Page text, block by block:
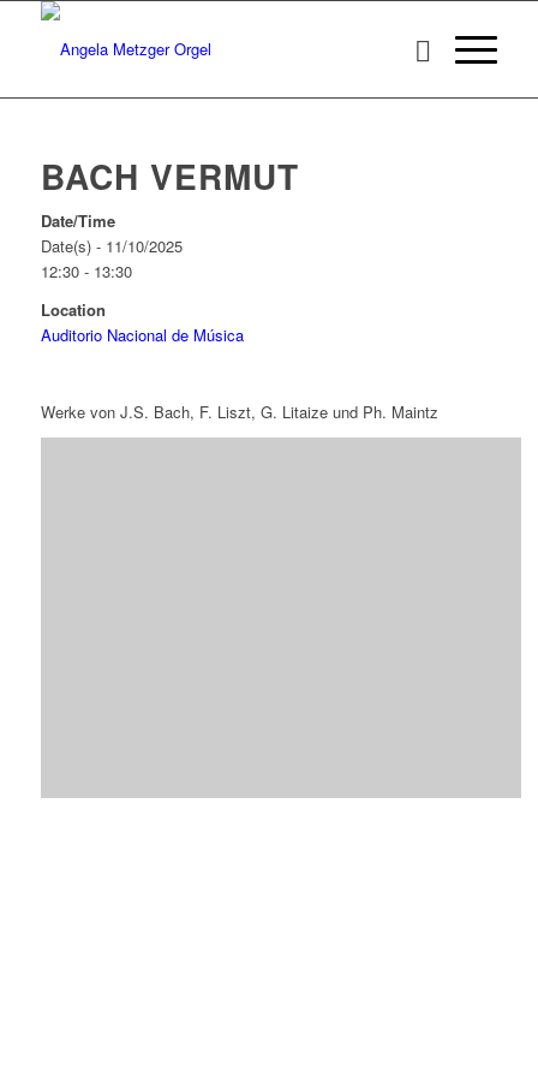
BACH VERMUT
Date/Time
Date(s) - 11/10/2025
12:30 - 13:30
Location
Auditorio Nacional de Música
Werke von J.S. Bach, F. Liszt, G. Litaize und Ph. Maintz